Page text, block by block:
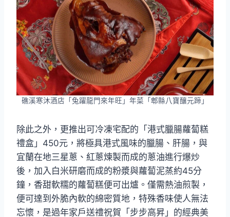
礁溪寒沐酒店「兔躍龍門來年旺」年菜「郫縣八寶釀元蹄」
除此之外，更推出可冷凍宅配的「港式臘腸蘿蔔糕
禮盒」450元，將極具港式風味的臘腸、肝腸，與
宜蘭在地三星蔥、紅蔥煉製而成的蔥油進行爆炒
後，加入白米研磨而成的粉漿與蘿蔔泥蒸約45分
鐘，香甜軟糯的蘿蔔糕便可出爐。僅需熱油煎製，
便可達到外脆內軟的綿密質地，特殊香味使人無法
忘懷，是過年家戶送禮祝賀「步步高昇」的經典美